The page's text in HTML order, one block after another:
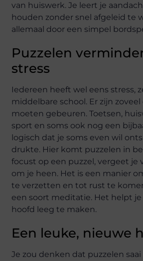
van huiswerk. Je leert je
houden zonder snel afgeleid te
allemaal door een simpel
Puzzelen
stress
Iedereen heeft wel eens stress,
middelbare school. Er zijn
moeten gebeuren. Toetsen,
sport en soms ook nog een
logisch dat je soms even wil
drukte. Hier komt puzzelen in
focust op een puzzel, vergeet je
om je heen. Het is een manier
te verzetten en tot rust te
een soort meditatie. Het helpt je
hoofd leeg te maken.
Een leuke, nieuwe
Je zou denken dat puzzelen saai